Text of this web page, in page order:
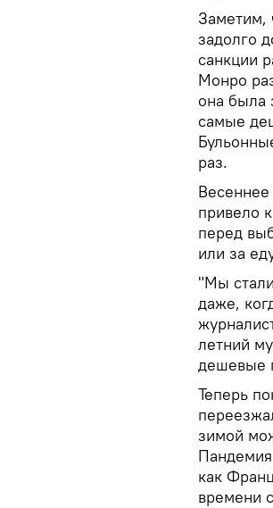
Заметим,
задолго
санкции
Монро
она была
самые
раз.
привело
перед
или за
"Мы
даже,
летний
дешевые
Теперь
зимой
как
времени